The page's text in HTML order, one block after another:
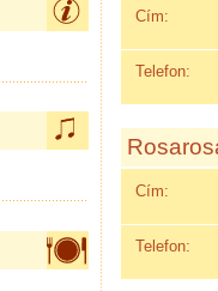
Cím:
Telefon:
Cím:
Telefon: